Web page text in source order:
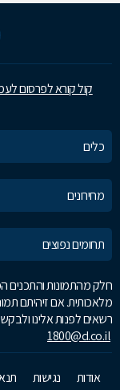
קול קורא לפרסום
כלים
מחירונים
תחומים נפוצים
חלק מהתמונות והתכנים
מלאכותית. אם זיהיתם
רשאים לפנות אלינו
1800@d.co.il
אודות נגישות